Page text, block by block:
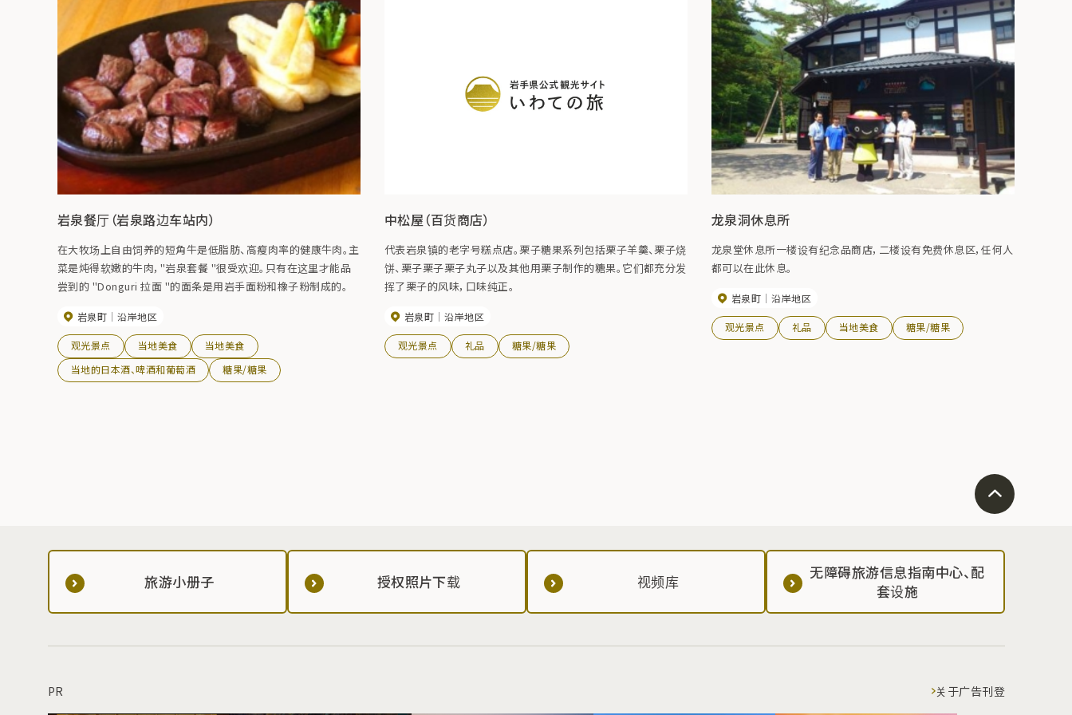
岩泉餐厅（岩泉路边车站内）
在大牧场上自由饲养的短角牛是低脂肪、高瘦肉率的健康牛肉。主
菜是炖得软嫩的牛肉，"岩泉套餐 "很受欢迎。只有在这里才能品
尝到的 "Donguri 拉面 "的面条是用岩手面粉和橡子粉制成的。
岩泉町 沿岸地区
观光景点 当地美食
当地美食
当地的日本酒、啤酒和葡萄酒
糖果/糖果
中松屋（百货商店）
代表岩泉镇的老字号糕点店。栗子糖果系列包括栗子羊羹、栗子烧
饼、栗子栗子栗子丸子以及其他用栗子制作的糖果。它们都充分发
挥了栗子的风味，口味纯正。
岩泉町 沿岸地区
观光景点 礼品 糖果/糖果
龙泉洞休息所
龙泉堂休息所一楼设有纪念品商店，二楼设有免费休息区，任何人
都可以在此休息。
岩泉町 沿岸地区
观光景点 礼品 当地美食 糖果/糖果
旅游小册子 授权照片下载 视频库
无障碍旅游信息指南中心、配
套设施
PR 关于广告刊登